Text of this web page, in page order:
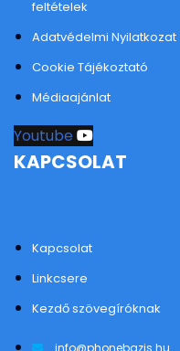
feltételek
Adatvédelmi Nyilatkozat
Cookie Tájékoztató
Médiaajánlat
Youtube
KAPCSOLAT
Kapcsolat
Linkcsere
Kezdő szövegíróknak